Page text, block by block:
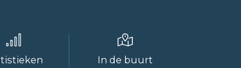
In de buurt